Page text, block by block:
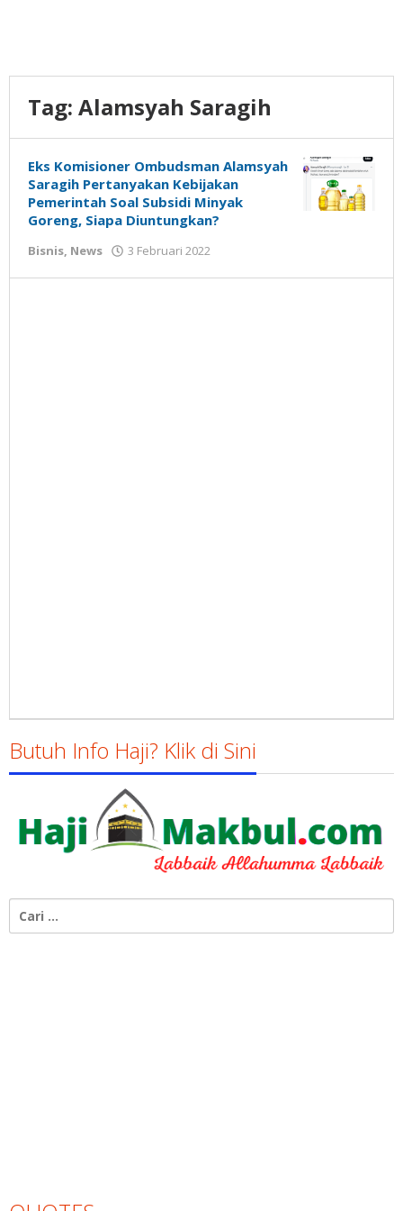
Tag: Alamsyah Saragih
Eks Komisioner Ombudsman Alamsyah
Saragih Pertanyakan Kebijakan
Pemerintah Soal Subsidi Minyak
Goreng, Siapa Diuntungkan?
Bisnis, News 3 Februari 2022
Susanto
Butuh Info Haji? Klik di Sini
untuk: